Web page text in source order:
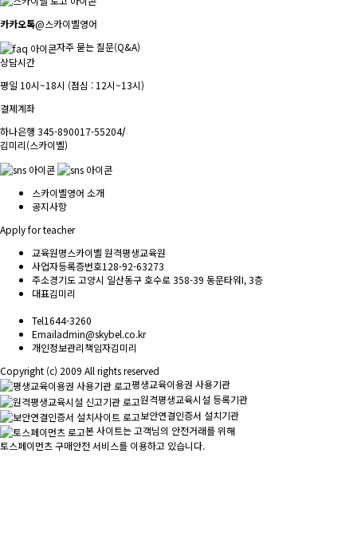
카카오톡@스카이벨영어
자주 묻는 질문(Q&A)
상담시간
평일 10시~18시 (점심 : 12시~13시)
결제계좌
하나은행 345-890017-55204/
김미리(스카이벨)
스카이벨영어 소개
공지사항
Apply for teacher
교육원명스카이벨 원격평생교육원
사업자등록증번호128-92-63273
주소경기도 고양시 일산동구 호수로 358-39 동문타워I, 3층
대표김미리
Tel1644-3260
Emailadmin@skybel.co.kr
개인정보관리책임자김미리
Copyright (c) 2009 All rights reserved
평생교육이용권 사용기관
원격평생교육시설 등록기관
보안연결인증서 설치기관
본 사이트는 고객님의 안전거래를 위해
토스페이먼츠 구매안전 서비스를 이용하고 있습니다.